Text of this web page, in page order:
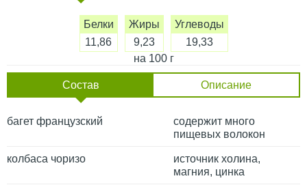
Белки
11,86
Жиры
9,23
Углеводы
19,33
на 100 г
Состав Описание
багет французский
содержит много
пищевых волокон
колбаса чоризо
источник холина,
магния, цинка